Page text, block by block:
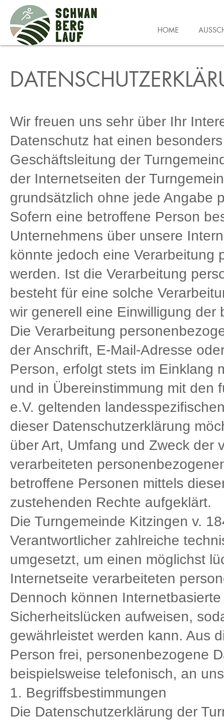
HOME
Wir freuen uns sehr über Ihr
Datenschutz hat einen
Geschäftsleitung der
der Internetseiten der
grundsätzlich ohne jede Angabe
Sofern eine betroffene Person
Unternehmens über unsere
könnte jedoch eine Verarbeitung
werden. Ist die Verarbeitung
besteht für eine solche
wir generell eine Einwilligung der
Die Verarbeitung
der Anschrift, E-Mail-Adresse
Person, erfolgt stets im Einklang
und in Übereinstimmung mit den
e.V. geltenden
dieser Datenschutzerklärung
über Art, Umfang und Zweck der
verarbeiteten
betroffene Personen mittels
zustehenden Rechte aufgeklärt.
Die Turngemeinde Kitzingen v.
Verantwortlicher zahlreiche
umgesetzt, um einen möglichst
Internetseite verarbeiteten
Dennoch können
Sicherheitslücken aufweisen,
gewährleistet werden kann. Aus
Person frei, personenbezogene
beispielsweise telefonisch, an
1. Begriffsbestimmungen
Die Datenschutzerklärung der